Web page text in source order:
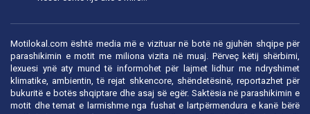
Motilokal.com është media më e vizituar në botë në gjuhën shqipe për
parashikimin e motit me miliona vizita në muaj. Përveç këtij shërbimi,
lexuesi ynë aty mund të informohet për lajmet lidhur me ndryshimet
klimatike, ambientin, të rejat shkencore, shëndetësinë, reportazhet për
bukuritë e botës shqiptare dhe asaj së egër. Saktësia në parashikimin e
motit dhe temat e larmishme nga fushat e lartpërmendura e kanë bërë